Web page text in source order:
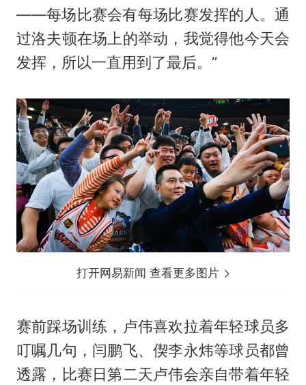
——每场比赛会有每场比赛发挥的人。通
过洛夫顿在场上的举动，我觉得他今天会
发挥，所以一直用到了最后。”
打开网易新闻 查看更多图片
赛前踩场训练，卢伟喜欢拉着年轻球员多
叮嘱几句，闫鹏飞、偰李永炜等球员都曾
透露，比赛日第二天卢伟会亲自带着年轻